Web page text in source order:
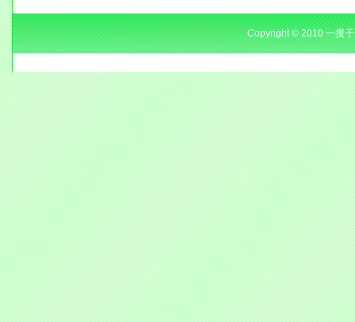
Copyright © 2010 一攫